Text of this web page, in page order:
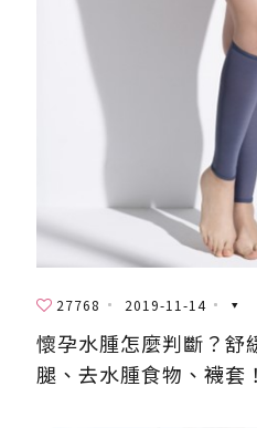
27768 2019-11-14
懷孕水腫怎麼判斷？舒
腿、去水腫食物、襪套！